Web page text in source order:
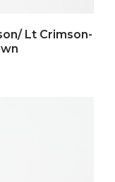
Lt Crimson-